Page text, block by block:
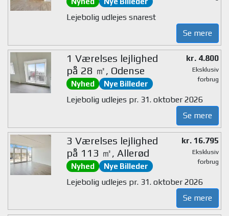
Lejebolig udlejes snarest
Se mere
1 Værelses lejlighed
på 28 ㎡, Odense
Nyhed Nye Billeder
kr. 4.800
Eksklusiv
forbrug
Lejebolig udlejes pr. 31. oktober 2026
Se mere
3 Værelses lejlighed
på 113 ㎡, Allerød
Nyhed Nye Billeder
kr. 16.795
Eksklusiv
forbrug
Lejebolig udlejes pr. 31. oktober 2026
Se mere